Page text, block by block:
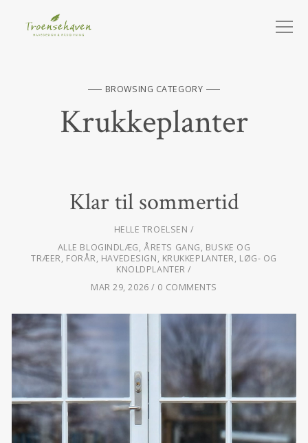
BROWSING CATEGORY
Krukkeplanter
Klar til sommertid
HELLE TROELSEN
ALLE BLOGINDLÆG,ÅRETS GANG, BUSKE OG
TRÆER, FORÅR, HAVEDESIGN, KRUKKEPLANTER, LØG- OG
KNOLDPLANTER
MAR 29, 2026
0 COMMENTS